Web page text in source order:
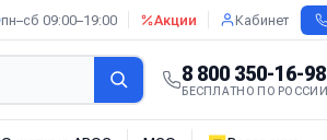
пн–сб 09:00–19:00 Акции Кабинет
8 800 350-16-98
БЕСПЛАТНО ПО РОССИИ